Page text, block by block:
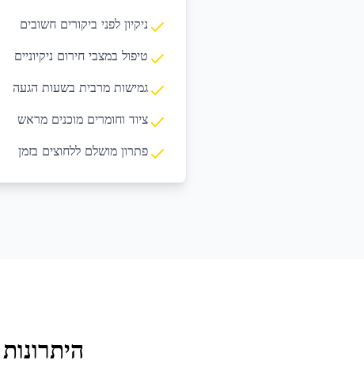
ניקיון לפני ביקורים חשובים
טיפול במצבי חירום ניקיוניים
גמישות מרבית בשעות הגעה
ציוד וחומרים מוכנים מראש
פתרון מושלם ללחוצים בזמן